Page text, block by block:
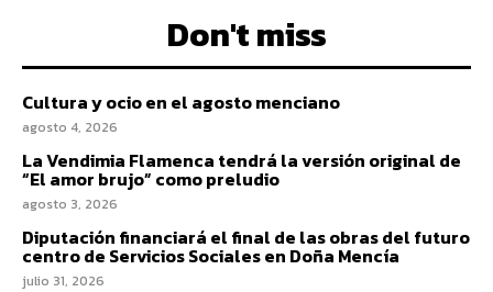
Don't miss
Cultura y ocio en el agosto menciano
agosto 4, 2026
La Vendimia Flamenca tendrá la versión original de
“El amor brujo” como preludio
agosto 3, 2026
Diputación financiará el final de las obras del futuro
centro de Servicios Sociales en Doña Mencía
julio 31, 2026